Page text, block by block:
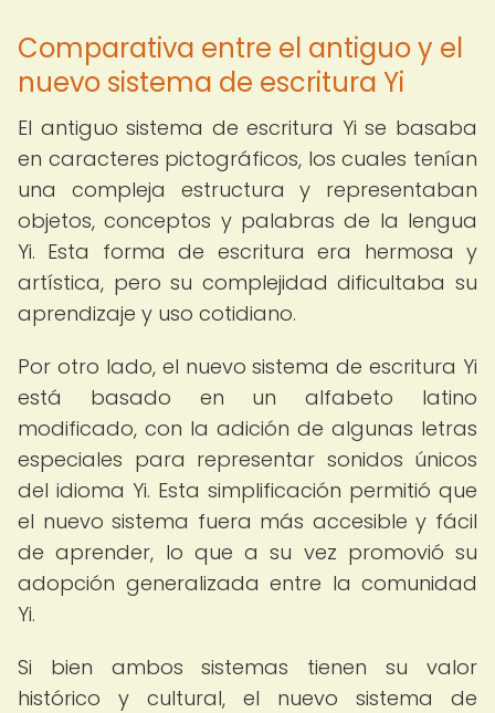
Comparativa entre el antiguo y el
nuevo sistema de escritura Yi
El antiguo sistema de escritura Yi se basaba
en caracteres pictográficos, los cuales tenían
una compleja estructura y representaban
objetos, conceptos y palabras de la lengua
Yi. Esta forma de escritura era hermosa y
artística, pero su complejidad dificultaba su
aprendizaje y uso cotidiano.
Por otro lado, el nuevo sistema de escritura Yi
está basado en un alfabeto latino
modificado, con la adición de algunas letras
especiales para representar sonidos únicos
del idioma Yi. Esta simplificación permitió que
el nuevo sistema fuera más accesible y fácil
de aprender, lo que a su vez promovió su
adopción generalizada entre la comunidad
Yi.
Si bien ambos sistemas tienen su valor
histórico y cultural, el nuevo sistema de